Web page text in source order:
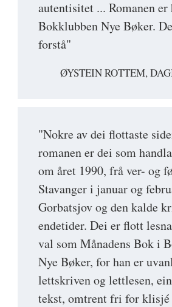
autentisitet ... Romanen er
Bokklubben Nye Bøker.
forstå"
ØYSTEIN ROTTEM,
"Nokre av dei flottaste
romanen er dei som
om året 1990, frå ver- og
Stavanger i januar og
Gorbatsjov og den kalde
endetider. Dei er flott
val som Månadens Bok i
Nye Bøker, for han er
lettskriven og lettlesen,
tekst, omtrent fri for